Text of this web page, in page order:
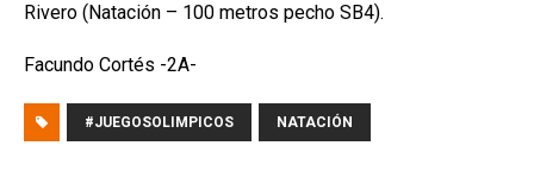
Rivero (Natación – 100 metros pecho SB4).
Facundo Cortés -2A-
#JUEGOSOLIMPICOS NATACIÓN